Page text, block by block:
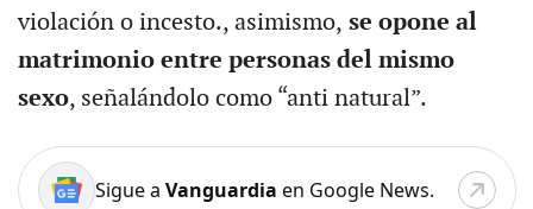
violación o incesto., asimismo, se opone al
matrimonio entre personas del mismo
sexo, señalándolo como “anti natural”.
Sigue a Vanguardia en Google News.